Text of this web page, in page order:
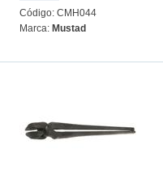
Código: CMH044
Marca: Mustad